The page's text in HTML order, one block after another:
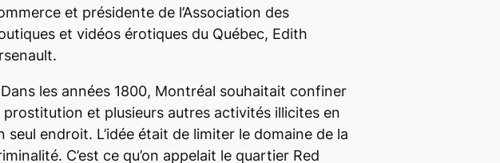
et présidente de l’Association des
et vidéos érotiques du Québec, Edith
Dans les années 1800, Montréal souhaitait confiner
prostitution et plusieurs autres activités illicites en
seul endroit. L’idée était de limiter le domaine de la
C’est ce qu’on appelait le quartier Red